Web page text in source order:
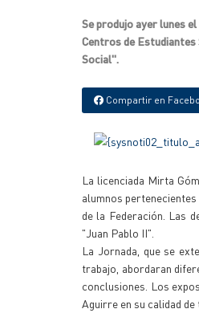
Se produjo ayer lunes
Centros de
Social".
Compartir en
La licenciada Mirta
alumnos
de la Federación. Las
"Juan Pablo II".
La Jornada, que se
trabajo, abordaran
conclusiones. Los
Aguirre en su calidad